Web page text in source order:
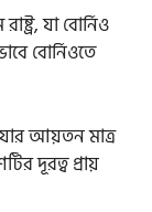
যা বোর্নিও
বোর্নিওতে
আয়তন মাত্র
দূরত্ব প্রায়